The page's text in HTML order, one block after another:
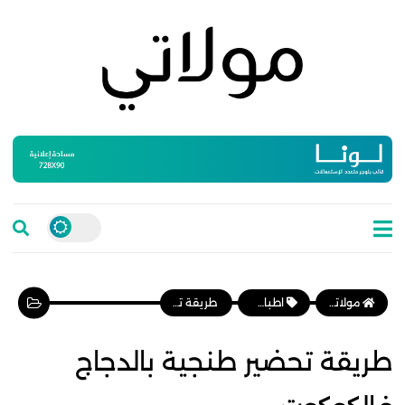
مولاتي موقع نسائي مغربي يهتم بالمرأة المغربية، وأخبار الأسرة و المجتمع اطباق رئيسية طريقة تحضير طنجية بالدجاج فالكوكوت
طريقة تحضير طنجية بالدجاج